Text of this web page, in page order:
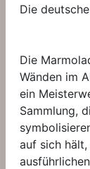
Die
Die
Wänden im
ein
Sammlung,
auf sich